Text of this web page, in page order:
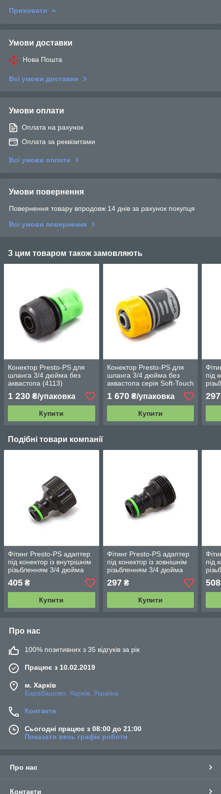
Приховати
Умови доставки
Нова Пошта
Всі умови доставки
Умови оплати
Оплата на рахунок
Оплата за реквізитами
Всі умови оплати
Умови повернення
Повернення товару впродовж 14 днів за рахунок покупця
Всі умови повернення
З цим товаром також замовляють
Конектор Presto-PS для
шланга 3/4 дюйма без
аквастопа (4113)
1 230 ₴/упаковка
Купити
Конектор Presto-PS для
шланга 3/4 дюйма без
аквастопа серія Soft-Touch
(4113T)
1 670₴/упаковка
Купити
під
297
Подібні товари компанії
Фітинг Presto-PS адаптер
під конектор із внутрішнім
різьбленням 3/4 дюйма
405 ₴
Купити
Фітинг Presto-PS адаптер
під конектор із зовнішнім
різьбленням 3/4 дюйма
297₴
Купити
під
Про нас
100% позитивних з 35 відгуків за рік
Працює з 10.02.2019
м. Харків
Барабашово, Харків, Україна
Контакти
Сьогодні працює з 08:00 до 21:00
Показати весь графік роботи
Про нас
Контакти